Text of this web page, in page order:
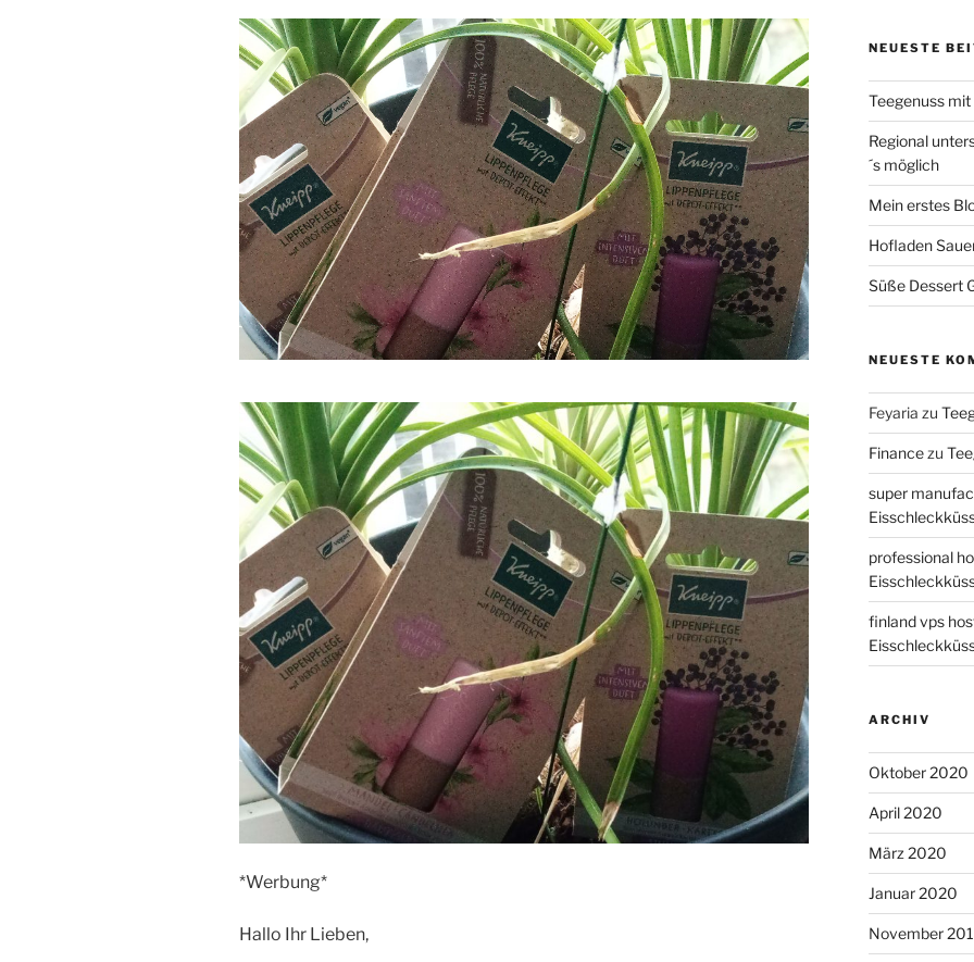
*Werbung*
Hallo Ihr Lieben,
NEUESTE
Teegenuss mit
Regional
´s möglich
Mein erstes
Hofladen
Süße Dessert
NEUESTE
Feyaria zu
Financezu
super
professional
finland vps
ARCHIV
Oktober 2020
April 2020
März 2020
Januar 2020
November